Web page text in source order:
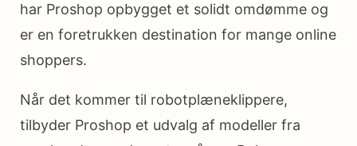
har Proshop opbygget et solidt omdømme og
er en foretrukken destination for mange online
shoppers.
Når det kommer til robotplæneklippere,
tilbyder Proshop et udvalg af modeller fra